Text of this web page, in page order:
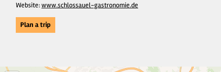
Website:www.schlossauel-gastronomie.de
Plan a trip